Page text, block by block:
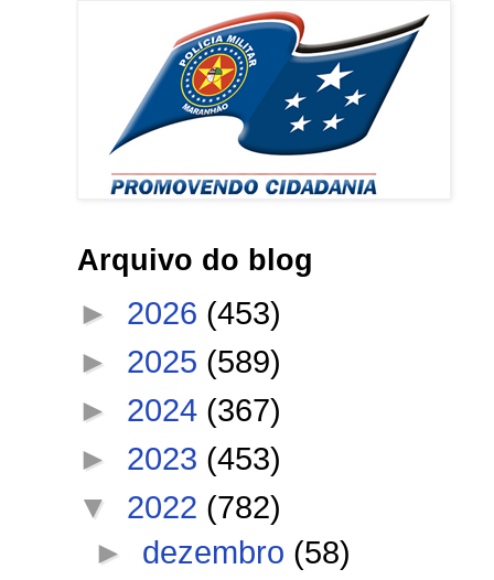
Arquivo do blog
► 2026 (453)
► 2025 (589)
► 2024 (367)
► 2023 (453)
▼ 2022 (782)
► dezembro (58)